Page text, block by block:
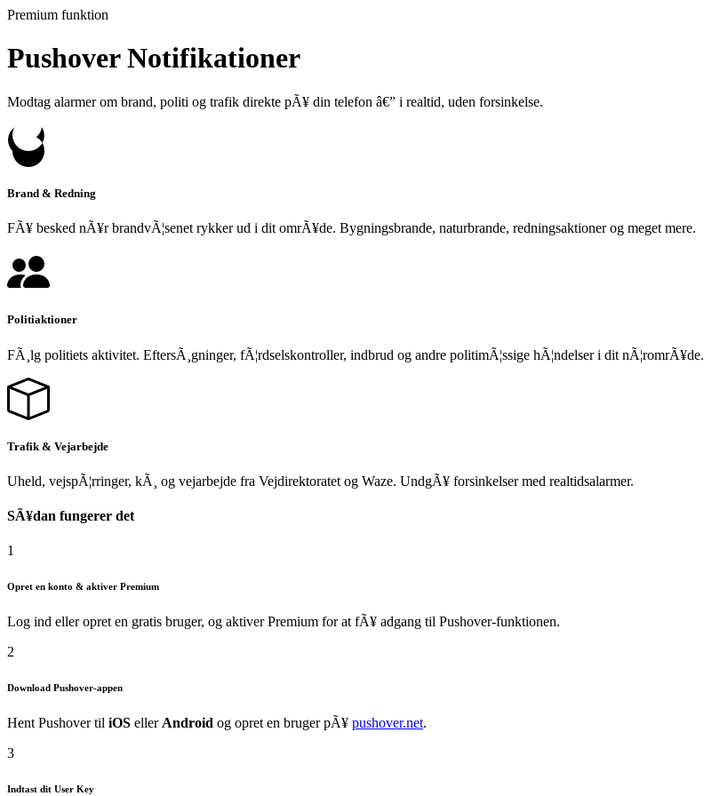
Premium funktion
Pushover Notifikationer
Modtag alarmer om brand, politi og trafik direkte pÃ¥ din telefon â€” i realtid, uden forsinkelse.
Brand & Redning
FÃ¥ besked nÃ¥r brandvÃ¦senet rykker ud i dit omrÃ¥de. Bygningsbrande, naturbrande, redningsaktioner og meget mere.
Politiaktioner
FÃ¸lg politiets aktivitet. EftersÃ¸gninger, fÃ¦rdselskontroller, indbrud og andre politimÃ¦ssige hÃ¦ndelser i dit nÃ¦romrÃ¥de.
Trafik & Vejarbejde
Uheld, vejspÃ¦rringer, kÃ¸ og vejarbejde fra Vejdirektoratet og Waze. UndgÃ¥ forsinkelser med realtidsalarmer.
SÃ¥dan fungerer det
1
Opret en konto & aktiver Premium
Log ind eller opret en gratis bruger, og aktiver Premium for at fÃ¥ adgang til Pushover-funktionen.
2
Download Pushover-appen
Hent Pushover til iOS eller Android og opret en bruger pÃ¥ pushover.net.
3
Indtast dit User Key